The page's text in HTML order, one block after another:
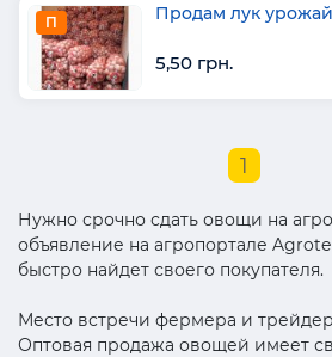
П Продам лук урожай
5,50 грн.
1
Нужно срочно сдать овощи на
объявление на агропортале
быстро найдет своего покупателя.
Место встречи фермера и
Оптовая продажа овощей имеет